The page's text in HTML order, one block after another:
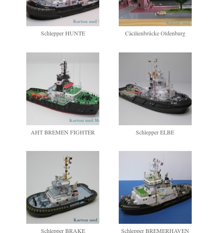
Schlepper HUNTE Cäcilienbrücke Oldenburg
AHT BREMEN FIGHTER Schlepper ELBE
Schlepper BRAKE Schlepper BREMERHAVEN